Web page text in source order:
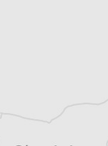
Slobodna Evropa